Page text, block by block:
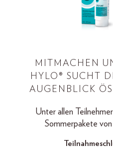
MITMACHEN
HYLO® SUCHT
AUGENBLICK
Unter allen
Sommerpakete